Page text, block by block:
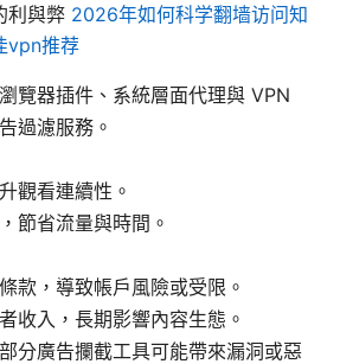
利與弊 2026年如何科学翻墙访问知
vpn推荐
覽器插件、系統層面代理與 VPN
過濾服務。
觀看連續性。
節省流量與時間。
款，導致帳戶風險或受限。
收入，長期影響內容生態。
分廣告攔截工具可能帶來漏洞或惡